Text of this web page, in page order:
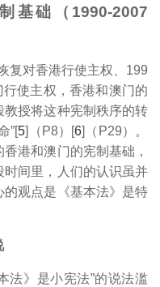
基础（1990-2007
复对香港行使主权、199
使主权，香港和澳门的
授将这种宪制秩序的转
”[5]（P8）[6]（P29）。
港和澳门的宪制基础，
间里，人们的认识虽并
观点是《基本法》是特
法》是小宪法”的说法滥